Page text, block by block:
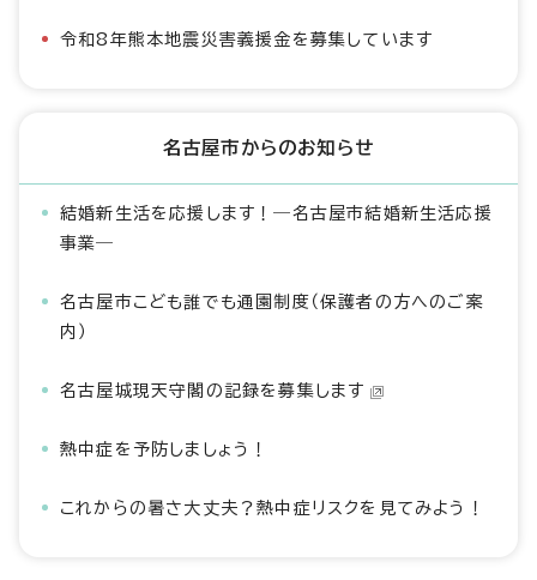
令和8年熊本地震災害義援金を募集しています
名古屋市からのお知らせ
結婚新生活を応援します！―名古屋市結婚新生活応援
事業―
名古屋市こども誰でも通園制度（保護者の方へのご案
内）
名古屋城現天守閣の記録を募集します
熱中症を予防しましょう！
これからの暑さ大丈夫？熱中症リスクを見てみよう！